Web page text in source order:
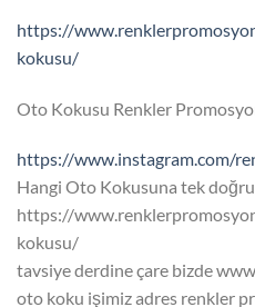
https://
kokusu/
Oto Kokusu Renkler
https://www.instagram.com/
Hangi Oto Kokusuna tek
https://
kokusu/
tavsiye derdine çare bizde
oto koku işimiz adres renkler